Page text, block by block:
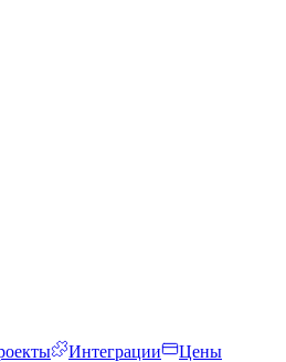
Интеграции Цены